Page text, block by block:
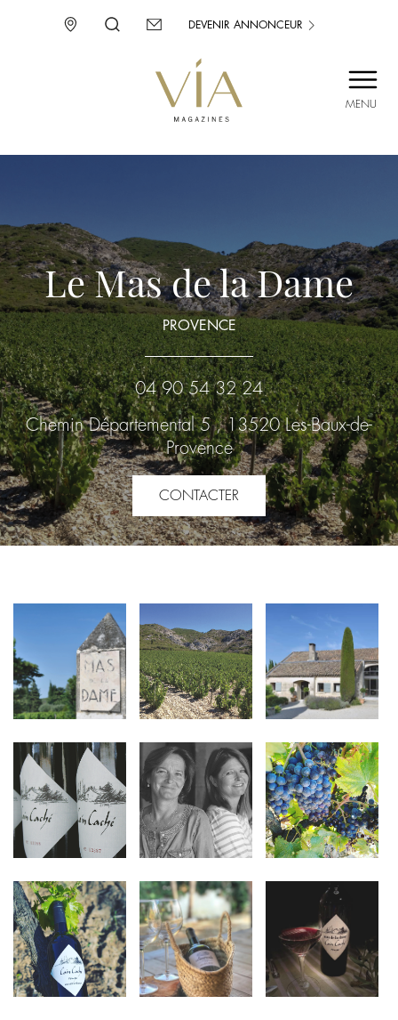
MENU
DEVENIR ANNONCEUR
Le Mas de la Dame
PROVENCE
04 90 54 32 24
Chemin Départemental 5 , 13520 Les-Baux-de-
Provence
CONTACTER